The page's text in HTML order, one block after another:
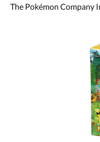
The Pokémon Company